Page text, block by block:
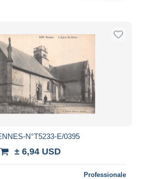
N°T5233-E/0395
± 6,94 USD
Professionale